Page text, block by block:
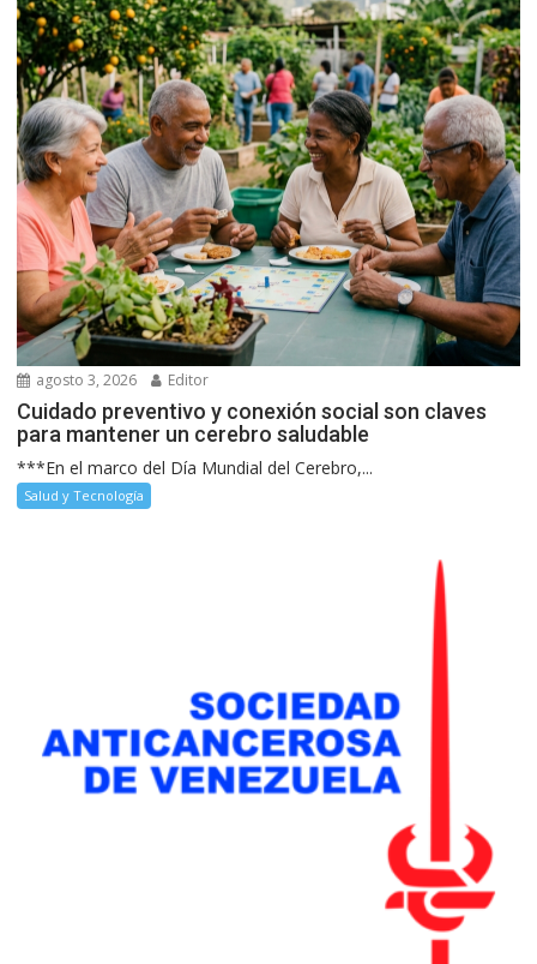
agosto 3, 2026 Editor
Cuidado preventivo y conexión social son claves
para mantener un cerebro saludable
***En el marco del Día Mundial del Cerebro,...
Salud y Tecnología